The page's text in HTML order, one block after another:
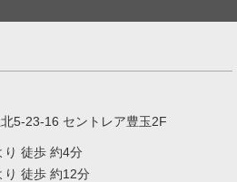
5-23-16 セントレア豊玉2F
り 徒歩 約4分
り 徒歩 約12分